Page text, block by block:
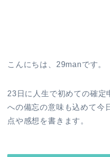
こんにちは、29manです。
23日に人生で初めての確定
への備忘の意味も込めて今
点や感想を書きます。